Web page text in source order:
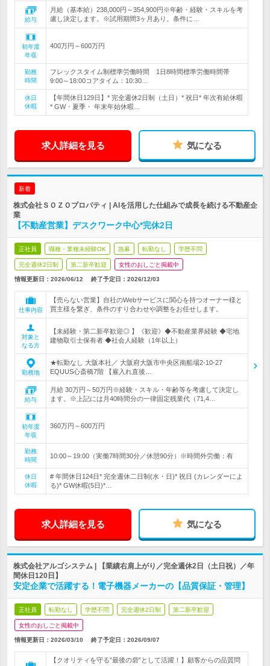
給与
月給（基本給）238,000円～354,900円※年齢・経験・スキルを考
慮し決定します。※試用期間3ヶ月あり。条件に…
初年度
年収
400万円～600万円
勤務
時間
フレックスタイム制標準労働時間 1日8時間標準労働時間帯
9:00～18:00コアタイム：10:30…
休日
休暇
【年間休日129日】* 完全週休2日制（土日）* 祝日* 年次有給休暇
* GW・夏季・ 年末年始休暇…
求人詳細を見る 気になる
新着
株式会社ＳＯＺＯプロパティ | AIを活用した仕組みで成長を続ける不動産企
業
【不動産営業】デスクワーク中心*完休2日
正社員 職種・業種未経験OK 急募 転勤なし 学歴不問
完全週休2日制 第二新卒歓迎 女性のおしごと掲載中
情報更新日：2026/06/12 終了予定日： 2026/12/03
仕事内容
【売らない営業】自社のWebサービスに関心を持つオーナー様と
買主様を繋ぎ、条件のすり合わせや調整をお任せします。
対象と
なる方
【未経験・第二新卒歓迎◎ 】《歓迎》◆不動産業界経験 ◆宅地
建物取引士保有者 ◆社会人経験（1年以上）
勤務地
★転勤なし 大阪本社／ 大阪府大阪市中央区南船場2-10-27
EQUUS心斎橋7階 【雇入れ直後…
給与
月給 30万円～50万円※経験・スキル・年齢等を考慮して決定し
ます。※上記には月40時間分の一律固定残業代（71,4…
初年度
年収
360万円～600万円
勤務
時間
10:00～19:00（実働7時間30分／休憩90分）※時間外労働：有
休日
休暇
# 年間休日124日* 完全週休二日制(水・日)* 祝日 (カレンダーによ
る)* GW休暇(5日)*…
求人詳細を見る 気になる
株式会社アルゴシステム | 【業績右肩上がり／完全週休2日（土日祝）／年
間休日120日】
安定企業で活躍する！電子機器メーカーの【品質保証・管理】
正社員 転勤なし 学歴不問 完全週休2日制 第二新卒歓迎
女性のおしごと掲載中
情報更新日：2026/03/10 終了予定日： 2026/09/07
【クオリティを守る”最後の砦”として活躍！】顧客からの品質問